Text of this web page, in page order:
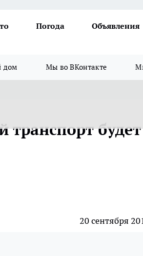
Погода
Объявления
дом Мы во ВКонтакте
будет
20 сентября